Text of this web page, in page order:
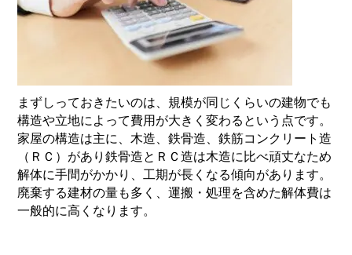
まずしっておきたいのは、規模が同じくらいの建物でも
構造や立地によって費用が大きく変わるという点です。
家屋の構造は主に、木造、鉄骨造、鉄筋コンクリート造
（ＲＣ）があり鉄骨造とＲＣ造は木造に比べ頑丈なため
解体に手間がかかり、工期が長くなる傾向があります。
廃棄する建材の量も多く、運搬・処理を含めた解体費は
一般的に高くなります。